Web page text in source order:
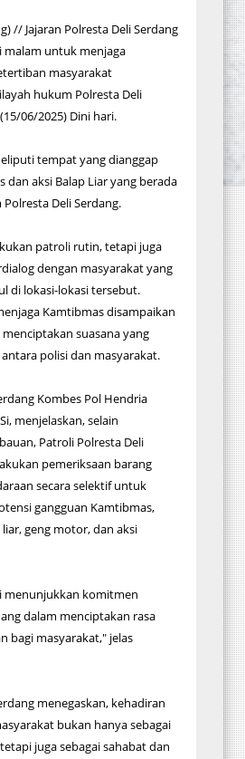
// Jajaran Polresta Deli Serdang
malam untuk menjaga
masyarakat
hukum Polresta Deli
06/2025) Dini hari.
tempat yang dianggap
dan aksi Balap Liar yang berada
Deli Serdang.
patroli rutin, tetapi juga
dengan masyarakat yang
di lokasi-lokasi tersebut.
Kamtibmas disampaikan
suasana yang
polisi dan masyarakat.
Kombes Pol Hendria
menjelaskan, selain
Patroli Polresta Deli
pemeriksaan barang
secara selektif untuk
gangguan Kamtibmas,
geng motor, dan aksi
menunjukkan komitmen
dalam menciptakan rasa
bagi masyarakat," jelas
menegaskan, kehadiran
bukan hanya sebagai
juga sebagai sahabat dan